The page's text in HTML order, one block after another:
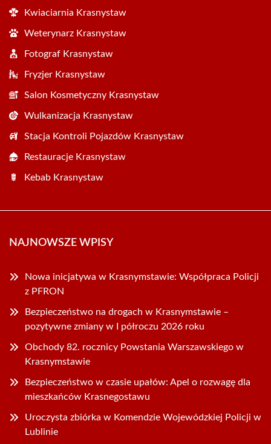
Kwiaciarnia Krasnystaw
Weterynarz Krasnystaw
Fotograf Krasnystaw
Fryzjer Krasnystaw
Salon Kosmetyczny Krasnystaw
Wulkanizacja Krasnystaw
Stacja Kontroli Pojazdów Krasnystaw
Restauracje Krasnystaw
Kebab Krasnystaw
NAJNOWSZE WPISY
Nowa inicjatywa w Krasnymstawie: Współpraca Policji
z PFRON
Bezpieczeństwo na drogach w Krasnymstawie –
pozytywne zmiany w I półroczu 2026 roku
Obchody 82. rocznicy Powstania Warszawskiego w
Krasnymstawie
Bezpieczeństwo w czasie upałów: Apel o rozwagę dla
mieszkańców Krasnegostawu
Uroczysta zbiórka w Komendzie Wojewódzkiej Policji w
Lublinie